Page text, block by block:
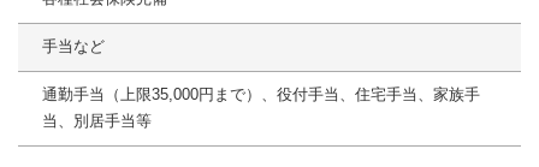
手当など
通勤手当（上限35,000円まで）、役付手当、住宅手当、家族手
当、別居手当等